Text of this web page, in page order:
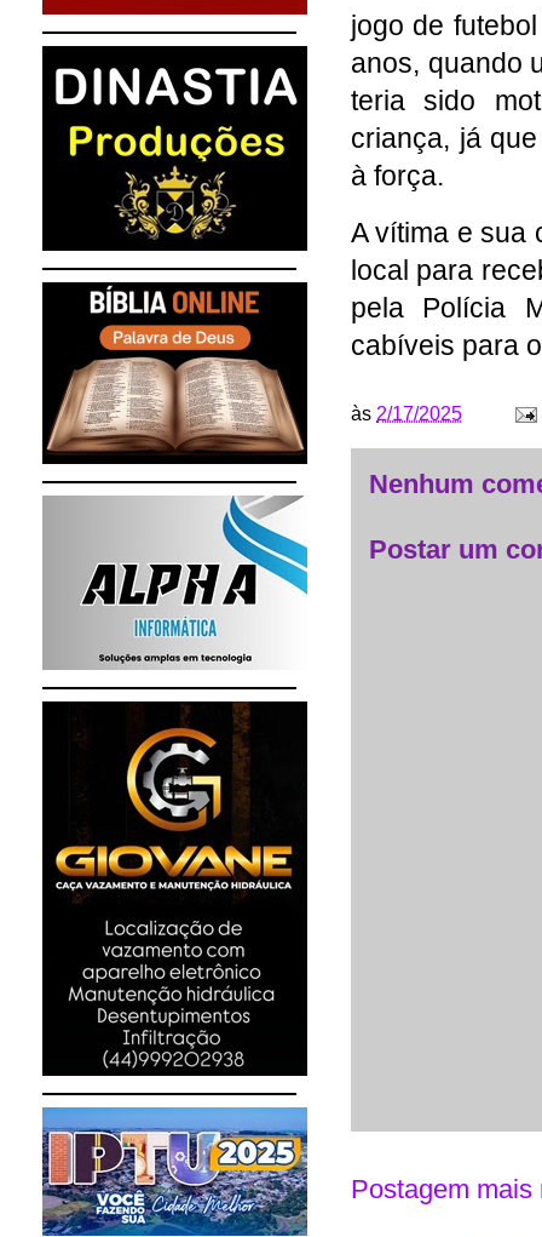
jogo de
anos, quando
teria sido
criança, já
à força.
A vítima e sua
local para
pela Polícia
cabíveis para
às 2/17/2025
Nenhum
Postar um
Postagem mais